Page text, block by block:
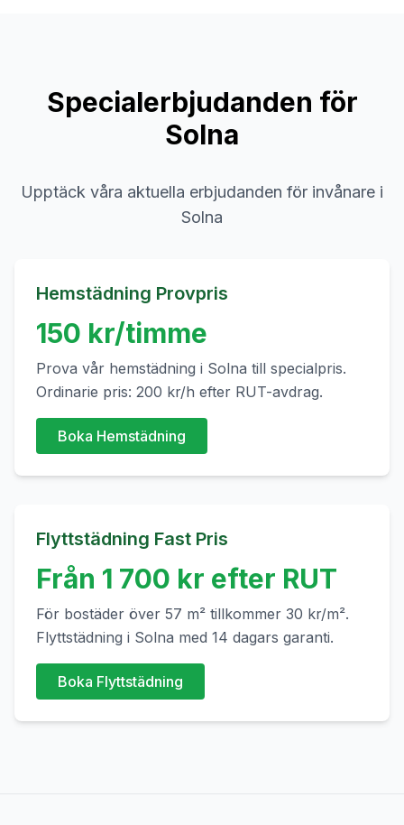
Specialerbjudanden för
Solna
Upptäck våra aktuella erbjudanden för invånare i
Solna
Hemstädning Provpris
150 kr/timme
Prova vår hemstädning i Solna till specialpris.
Ordinarie pris: 200 kr/h efter RUT-avdrag.
Boka Hemstädning
Flyttstädning Fast Pris
Från 1 700 kr efter RUT
För bostäder över 57 m² tillkommer 30 kr/m².
Flyttstädning i Solna med 14 dagars garanti.
Boka Flyttstädning